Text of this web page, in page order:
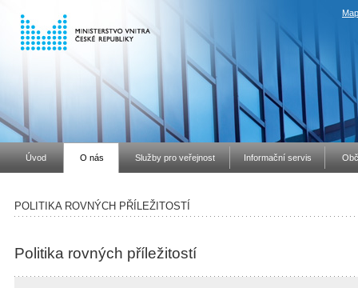
Úvod O nás Služby pro veřejnost Informační servis
POLITIKA ROVNÝCH PŘÍLEŽITOSTÍ
Politika rovných příležitostí